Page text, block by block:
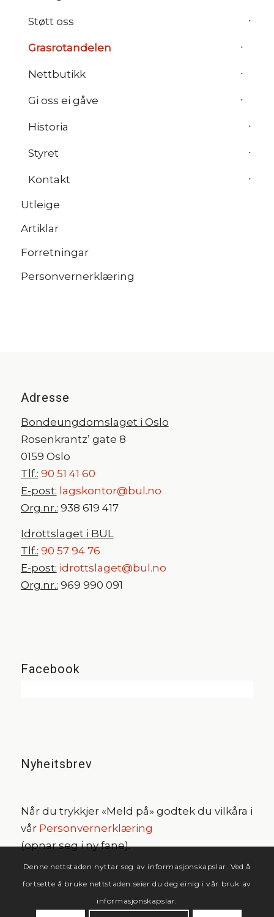
Støtt oss
Grasrotandelen
Nettbutikk
Gi oss ei gåve
Historia
Styret
Kontakt
Utleige
Artiklar
Forretningar
Personvernerklæring
Adresse
Bondeungdomslaget i Oslo
Rosenkrantz’ gate 8
0159 Oslo
Tlf.: 90 51 41 60
E-post: lagskontor@bul.no
Org.nr.: 938 619 417
Idrottslaget i BUL
Tlf.: 90 57 94 76
E-post: idrottslaget@bul.no
Org.nr.: 969 990 091
Facebook
Nyheitsbrev
Når du trykkjer «Meld på» godtek du vilkåra i
vår Personvernerklæring
(opnar seg i ny fane).
Denne nettstaden nyttar seg av informasjonskapslar. Ved å
fortsette å bruke nettstaden seier du deg einig i vår bruk av
informasjonskapslar.